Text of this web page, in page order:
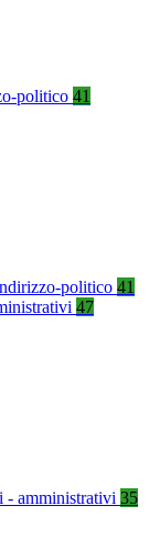
politico 41
politico 41
47
- amministrativi 35